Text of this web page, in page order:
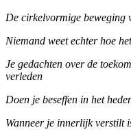
De cirkelvormige beweging
Niemand weet echter hoe
Je gedachten over de
verleden
Doen je beseffen in het
Wanneer je innerlijk verstilt